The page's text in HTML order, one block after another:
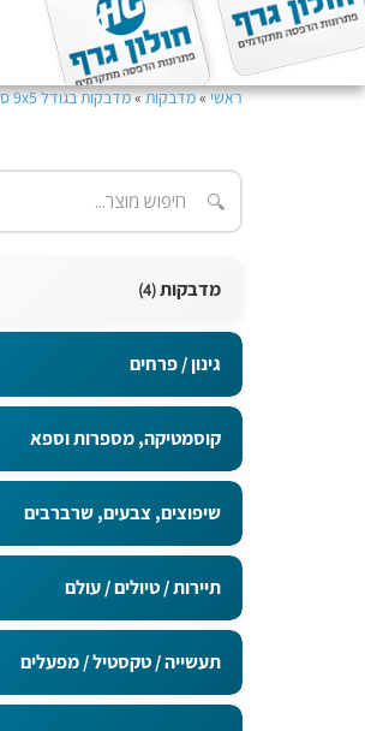
ראשי»מדבקות»מדבקות בגודל 9x5 ס"מ
🔍
מדבקות(4)
מדבקות בגודל 15X10 ס"מ
מדבקות בגודל 20X5 ס"מ
מדבקות בגודל 9x5 ס"מ
גינון / פרחים
קוסמטיקה, מספרות וספא
שיפוצים, צבעים, שרברבים
תיירות / טיולים / עולם
תעשייה / טקסטיל / מפעלים